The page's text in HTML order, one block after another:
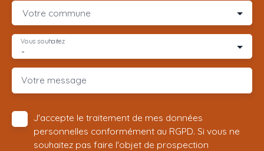
Votre commune
-
Vous souhaitez
Votre message
J'accepte le traitement de mes données
personnelles conformément au RGPD. Si vous ne
souhaitez pas faire l'objet de prospection